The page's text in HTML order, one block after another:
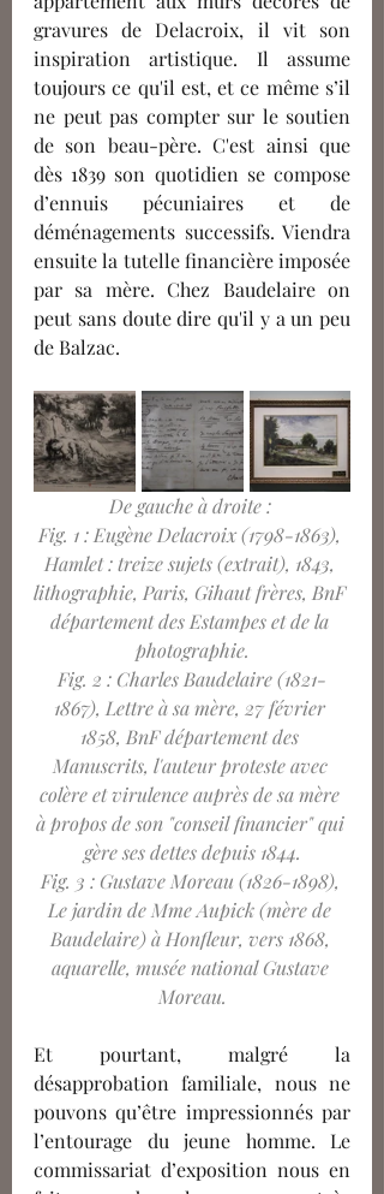
gravures de Delacroix, il vit son
inspiration artistique. Il assume
toujours ce qu'il est, et ce même s’il
ne peut pas compter sur le soutien
de son beau-père. C'est ainsi que
dès 1839 son quotidien se compose
d’ennuis pécuniaires et de
déménagements successifs. Viendra
ensuite la tutelle financière imposée
par sa mère. Chez Baudelaire on
peut sans doute dire qu'il y a un peu
de Balzac.
De gauche à droite :
Fig. 1 : Eugène Delacroix (1798-1863),
Hamlet : treize sujets (extrait), 1843,
lithographie, Paris, Gihaut frères, BnF
département des Estampes et de la
photographie.
Fig. 2 : Charles Baudelaire (1821-
1867), Lettre à sa mère, 27 février
1858, BnF département des
Manuscrits, l'auteur proteste avec
colère et virulence auprès de sa mère
à propos de son "conseil financier" qui
gère ses dettes depuis 1844.
Fig. 3 : Gustave Moreau (1826-1898),
Le jardin de Mme Aupick (mère de
Baudelaire) à Honfleur, vers 1868,
aquarelle, musée national Gustave
Moreau.
Et pourtant, malgré la
désapprobation familiale, nous ne
pouvons qu’être impressionnés par
l’entourage du jeune homme. Le
commissariat d’exposition nous en